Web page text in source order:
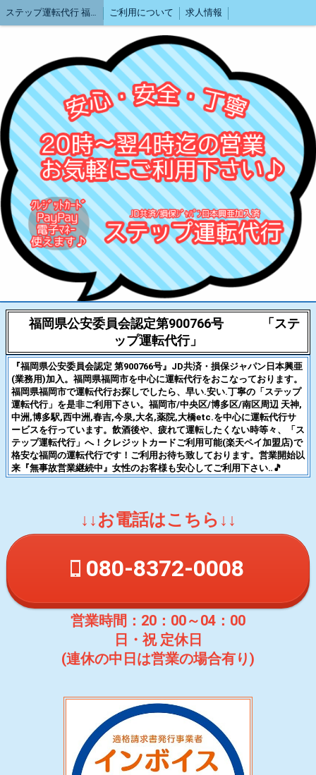
ステップ運転代行 福岡 ご利用について 求人情報
福岡県公安委員会認定第900766号 「ステ
ップ運転代行」
『福岡県公安委員会認定 第900766号』JD共済・損保ジャパン日本興亜
(業務用)加入。福岡県福岡市を中心に運転代行をおこなっております。
福岡県福岡市で運転代行お探しでしたら、早い.安い.丁寧の「ステップ
運転代行」を是非ご利用下さい。福岡市/中央区/博多区/南区周辺 天神,
中洲,博多駅,西中洲,春吉,今泉,大名,薬院,大橋etc.を中心に運転代行サ
ービスを行っています。飲酒後や、疲れて運転したくない時等々、「ス
テップ運転代行」へ！クレジットカードご利用可能(楽天ペイ加盟店)で
格安な福岡の運転代行です！ご利用お待ち致しております。営業開始以
来『無事故営業継続中』女性のお客様も安心してご利用下さい‥🎵
↓↓お電話はこちら↓↓
080-8372-0008
営業時間：20：00～04：00
日・祝 定休日
(連休の中日は営業の場合有り)